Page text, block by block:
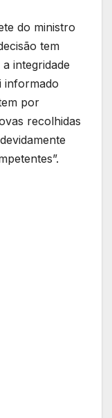
do ministro
tem
integridade
informado
por
recolhidas